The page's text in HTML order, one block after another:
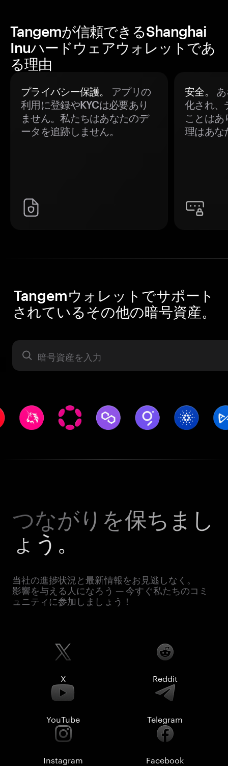
Tangemが信頼できるShanghai
Inuハードウェアウォレットであ
る理由
プライバシー保護。
アプリの
利用に登録やKYCは必要あり
ません。私たちはあなたのデ
ータを追跡しません。
安全。
化され、
ことはあ
理はあな
Tangemウォレットでサポート
されているその他の暗号資産。
暗号資産
つながりを保ちまし
ょう。
当社の進捗状況と最新情報をお見逃しなく。
影響を与える人になろう — 今すぐ私たちのコミ
ュニティに参加しましょう！
X Reddit
YouTube Telegram
Instagram Facebook